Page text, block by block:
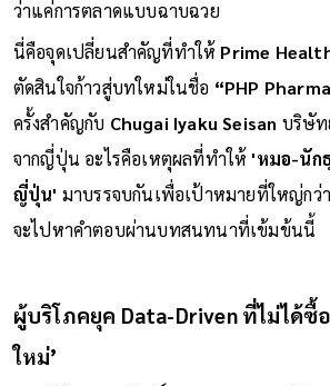
ว่าแค่การตลาดแบบฉาบฉวย
นี่คือจุดเปลี่ยนสำคัญที่ทำให้ Prime
ตัดสินใจก้าวสู่บทใหม่ในชื่อ “PHP
ครั้งสำคัญกับ Chugai Iyaku Seisan บริษัท
จากญี่ปุ่น อะไรคือเหตุผลที่ทำให้ 'หมอ-นัก
ญี่ปุ่น' มาบรรจบกันเพื่อเป้าหมายที่ใหญ่กว่
จะไปหาคำตอบผ่านบทสนทนาที่เข้มข้นนี้
ผู้บริโภคยุค Data-Driven ที่ไม่ได้ซื้
ใหม่’